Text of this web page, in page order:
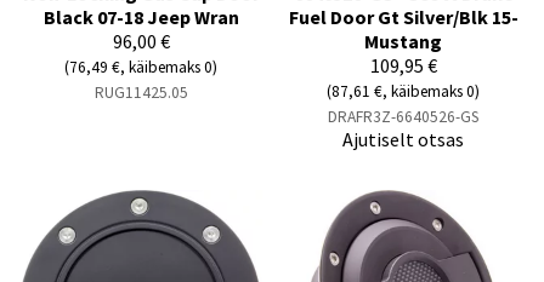
Black 07-18 Jeep Wran
96,00 €
(76,49 €, käibemaks 0)
RUG11425.05
Fuel Door Gt Silver/Blk 15-
Mustang
109,95 €
(87,61 €, käibemaks 0)
DRAFR3Z-6640526-GS
Ajutiselt otsas